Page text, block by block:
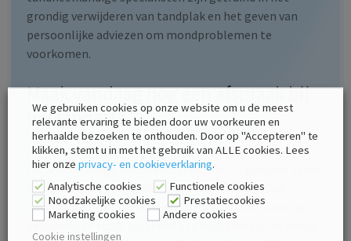
grondig verwijderen van tandplak en het geven van
persoonlijke adviezen om mondproblemen te
voorkomen.
Maak vandaag nog een afspraak bij
uw tandarts
Heeft u het vermoeden dat tandplak bijdraagt aan
tandheelkundige aandoeningen of wilt u gewoon zeker
zijn dat uw mondhygiëne optimaal is? Neem dan
contact met ons op voor een afspraak. Ons team van
deskundigen staat klaar om u te voorzien van de beste
We gebruiken cookies op onze website om u de meest
relevante ervaring te bieden door uw voorkeuren en
herhaalde bezoeken te onthouden. Door op "Accepteren" te
klikken, stemt u in met het gebruik van ALLE cookies. Lees
hier onze privacy- en cookieverklaring.
Analytische cookies
Functionele cookies
Noodzakelijke cookies
Prestatiecookies
Marketing cookies
Andere cookies
Cookie instellingen